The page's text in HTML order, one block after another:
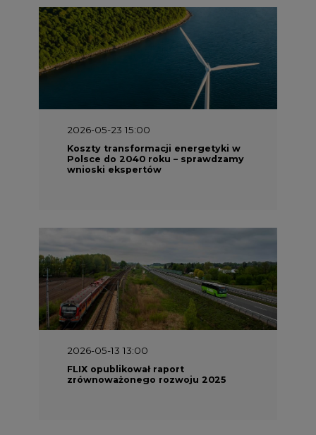
2026-05-23 15:00
Koszty transformacji energetyki w
Polsce do 2040 roku – sprawdzamy
wnioski ekspertów
2026-05-13 13:00
FLIX opublikował raport
zrównoważonego rozwoju 2025